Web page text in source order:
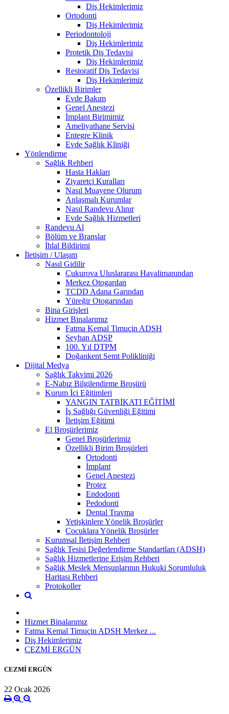
Diş Hekimlerimiz
Ortodonti
Diş Hekimlerimiz
Periodontoloji
Diş Hekimlerimiz
Protetik Diş Tedavisi
Diş Hekimlerimiz
Restoratif Diş Tedavisi
Diş Hekimlerimiz
Özellikli Birimler
Evde Bakım
Genel Anestezi
İmplant Birimimiz
Ameliyathane Servisi
Entegre Klinik
Evde Sağlık Kliniği
Yönlendirme
Sağlık Rehberi
Hasta Hakları
Ziyaretçi Kuralları
Nasıl Muayene Olurum
Anlaşmalı Kurumlar
Nasıl Randevu Alınır
Evde Sağlık Hizmetleri
Randevu Al
Bölüm ve Branşlar
İhlal Bildirimi
İletişim / Ulaşım
Nasıl Gidilir
Çukurova Uluslararası Havalimanından
Merkez Otogardan
TCDD Adana Garından
Yüreğir Otogarından
Bina Girişleri
Hizmet Binalarımız
Fatma Kemal Timuçin ADSH
Seyhan ADSP
100. Yıl DTPM
Doğankent Semt Polikliniği
Dijital Medya
Sağlık Takvimi 2026
E-Nabız Bilgilendirme Broşürü
Kurum İçi Eğitimleri
YANGIN TATBİKATI EĞİTİMİ
İş Sağlığı Güvenliği Eğitimi
İletişim Eğitimi
El Broşürlerimiz
Genel Broşürlerimiz
Özellikli Birim Broşürleri
Ortodonti
İmplant
Genel Anestezi
Protez
Endodonti
Pedodonti
Dental Travma
Yetişkinlere Yönelik Broşürler
Çocuklara Yönelik Broşürler
Kurumsal İletişim Rehberi
Sağlık Tesisi Değerlendirme Standartları (ADSH)
Sağlık Hizmetlerine Erişim Rehberi
Sağlık Meslek Mensuplarının Hukuki Sorumluluk
Haritası Rehberi
Protokoller
Hizmet Binalarımız
Fatma Kemal Timuçin ADSH Merkez ...
Diş Hekimlerimiz
CEZMİ ERGÜN
CEZMİ ERGÜN
22 Ocak 2026